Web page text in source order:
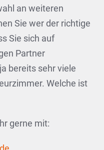
an weiteren
Sie wer der richtige
Sie sich auf
Partner
bereits sehr viele
Welche ist
gerne mit: